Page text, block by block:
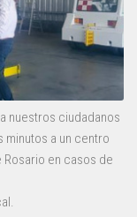
nuestros ciudadanos
a un centro
en casos de